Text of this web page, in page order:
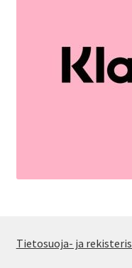
Tietosuoja- ja